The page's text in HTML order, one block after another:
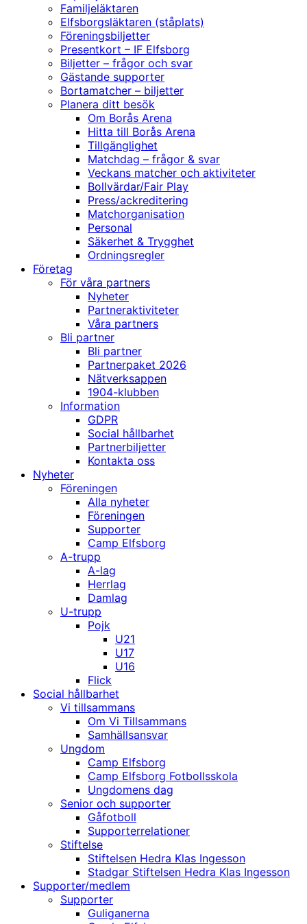
Familjeläktaren
Elfsborgsläktaren (ståplats)
Föreningsbiljetter
Presentkort – IF Elfsborg
Biljetter – frågor och svar
Gästande supporter
Bortamatcher – biljetter
Planera ditt besök
Om Borås Arena
Hitta till Borås Arena
Tillgänglighet
Matchdag – frågor & svar
Veckans matcher och aktiviteter
Bollvärdar/Fair Play
Press/ackreditering
Matchorganisation
Personal
Säkerhet & Trygghet
Ordningsregler
Företag
För våra partners
Nyheter
Partneraktiviteter
Våra partners
Bli partner
Bli partner
Partnerpaket 2026
Nätverksappen
1904-klubben
Information
GDPR
Social hållbarhet
Partnerbiljetter
Kontakta oss
Nyheter
Föreningen
Alla nyheter
Föreningen
Supporter
Camp Elfsborg
A-trupp
A-lag
Herrlag
Damlag
U-trupp
Pojk
U21
U17
U16
Flick
Social hållbarhet
Vi tillsammans
Om Vi Tillsammans
Samhällsansvar
Ungdom
Camp Elfsborg
Camp Elfsborg Fotbollsskola
Ungdomens dag
Senior och supporter
Gåfotboll
Supporterrelationer
Stiftelse
Stiftelsen Hedra Klas Ingesson
Stadgar Stiftelsen Hedra Klas Ingesson
Supporter/medlem
Supporter
Guliganerna